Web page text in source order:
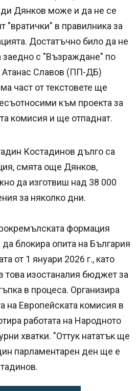
Дянков може и да не се
"вратички" в правилника за
Достатъчно било да не
заедно с "Възраждане" по
Атанас Славов (ПП-ДБ)
част от текстовете ще
към проекта за
комисия и ще отпаднат.
Костадинов дълго са
смята още Дянков,
да изготвиш над 38 000
за няколко дни.
формация
блокира опита на България
от 1 януари 2026 г., като
това изостаналия бюджет за
в процеса. Организира
на Европейската комисия в
работата на Народното
хватки. "Оттук нататък ще
парламентарен ден ще е